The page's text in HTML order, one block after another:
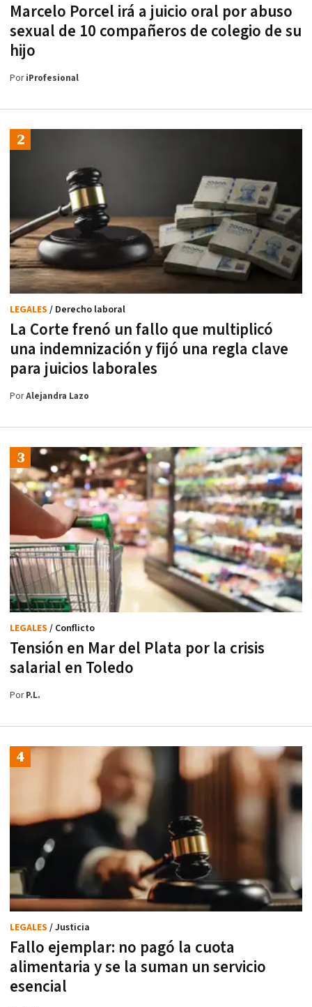
Marcelo Porcel irá a juicio oral por abuso
sexual de 10 compañeros de colegio de su
hijo
PoriProfesional
La Corte frenó un fallo que multiplicó
una indemnización y fijó una regla clave
para juicios laborales
LEGALES / Derecho laboral
PorAlejandra Lazo
Tensión en Mar del Plata por la crisis
salarial en Toledo
LEGALES / Conflicto
PorP.L.
Fallo ejemplar: no pagó la cuota
alimentaria y se la suman un servicio
esencial
LEGALES / Justicia